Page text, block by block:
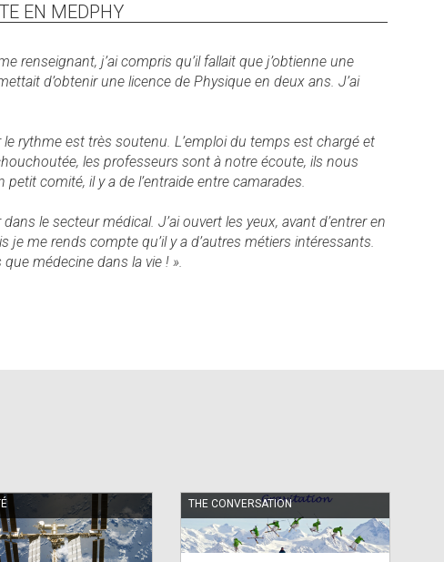
EN MEDPHY
renseignant, j’ai compris qu’il fallait que j’obtienne une
d’obtenir une licence de Physique en deux ans. J’ai
rythme est très soutenu. L’emploi du temps est chargé et
les professeurs sont à notre écoute, ils nous
comité, il y a de l’entraide entre camarades.
le secteur médical. J’ai ouvert les yeux, avant d’entrer en
je me rends compte qu’il y a d’autres métiers intéressants.
médecine dans la vie ! ».
THE CONVERSATION